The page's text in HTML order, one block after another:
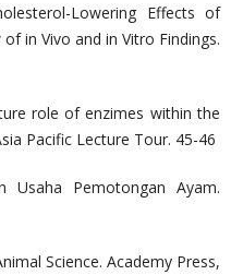
Lowering Effects of
in Vivo and in Vitro Findings.
role of enzimes within the
Pacific Lecture Tour. 45-46
Usaha Pemotongan Ayam.
Science. Academy Press,